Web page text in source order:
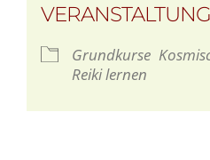
Grundkurse
Reiki lernen